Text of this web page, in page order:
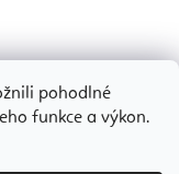
pohodlné
funkce a výkon.